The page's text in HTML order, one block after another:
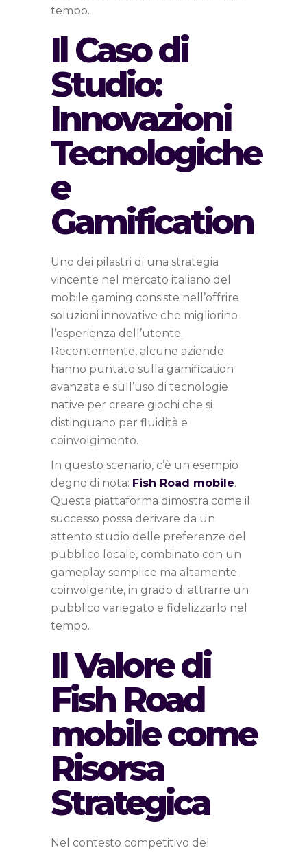
tempo.
Il Caso di
Studio:
Innovazioni
Tecnologiche
e
Gamification
Uno dei pilastri di una strategia
vincente nel mercato italiano del
mobile gaming consiste nell’offrire
soluzioni innovative che migliorino
l’esperienza dell’utente.
Recentemente, alcune aziende
hanno puntato sulla gamification
avanzata e sull’uso di tecnologie
native per creare giochi che si
distinguano per fluidità e
coinvolgimento.
In questo scenario, c’è un esempio
degno di nota: Fish Road mobile.
Questa piattaforma dimostra come il
successo possa derivare da un
attento studio delle preferenze del
pubblico locale, combinato con un
gameplay semplice ma altamente
coinvolgente, in grado di attrarre un
pubblico variegato e fidelizzarlo nel
tempo.
Il Valore di
Fish Road
mobile come
Risorsa
Strategica
Nel contesto competitivo del